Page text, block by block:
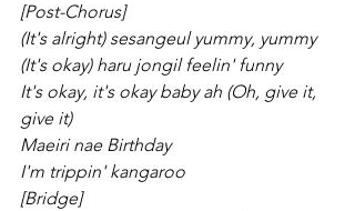
[Post-Chorus]
(It's alright) sesangeul yummy, yummy
(It's okay) haru jongil feelin' funny
It's okay, it's okay baby ah (Oh, give it,
give it)
Maeiri nae Birthday
I'm trippin' kangaroo
[Bridge]